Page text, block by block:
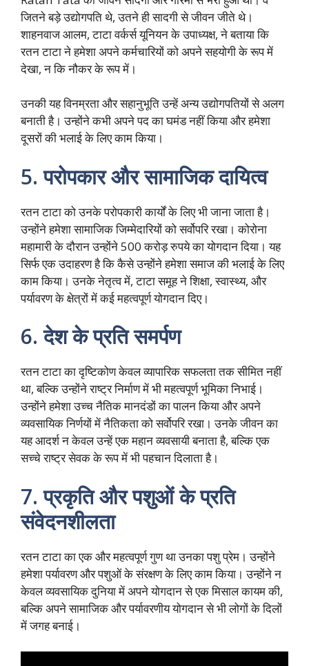
जितने बड़े उद्योगपति थे, उतने ही सादगी से जीवन जीते थे।
शाहनवाज आलम, टाटा वर्कर्स यूनियन के उपाध्यक्ष, ने बताया कि
रतन टाटा ने हमेशा अपने कर्मचारियों को अपने सहयोगी के रूप में
देखा, न कि नौकर के रूप में।
उनकी यह विनम्रता और सहानुभूति उन्हें अन्य उद्योगपतियों से अलग
बनाती है। उन्होंने कभी अपने पद का घमंड नहीं किया और हमेशा
दूसरों की भलाई के लिए काम किया।
5.परोपकार और सामाजिक दायित्व
रतन टाटा को उनके परोपकारी कार्यों के लिए भी जाना जाता है।
उन्होंने हमेशा सामाजिक जिम्मेदारियों को सर्वोपरि रखा। कोरोना
महामारी के दौरान उन्होंने 500 करोड़ रुपये का योगदान दिया। यह
सिर्फ एक उदाहरण है कि कैसे उन्होंने हमेशा समाज की भलाई के लिए
काम किया। उनके नेतृत्व में, टाटा समूह ने शिक्षा, स्वास्थ्य, और
पर्यावरण के क्षेत्रों में कई महत्वपूर्ण योगदान दिए।
6.देश के प्रति समर्पण
रतन टाटा का दृष्टिकोण केवल व्यापारिक सफलता तक सीमित नहीं
था, बल्कि उन्होंने राष्ट्र निर्माण में भी महत्वपूर्ण भूमिका निभाई।
उन्होंने हमेशा उच्च नैतिक मानदंडों का पालन किया और अपने
व्यवसायिक निर्णयों में नैतिकता को सर्वोपरि रखा। उनके जीवन का
यह आदर्श न केवल उन्हें एक महान व्यवसायी बनाता है, बल्कि एक
सच्चे राष्ट्र सेवक के रूप में भी पहचान दिलाता है।
7.प्रकृति और पशुओं के प्रति
संवेदनशीलता
रतन टाटा का एक और महत्वपूर्ण गुण था उनका पशु प्रेम। उन्होंने
हमेशा पर्यावरण और पशुओं के संरक्षण के लिए काम किया। उन्होंने न
केवल व्यवसायिक दुनिया में अपने योगदान से एक मिसाल कायम की,
बल्कि अपने सामाजिक और पर्यावरणीय योगदान से भी लोगों के दिलों
में जगह बनाई।